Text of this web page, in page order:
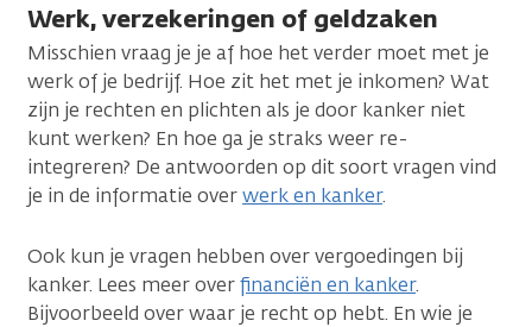
Werk, verzekeringen of geldzaken
Misschien vraag je je af hoe het verder moet met je
werk of je bedrijf. Hoe zit het met je inkomen? Wat
zijn je rechten en plichten als je door kanker niet
kunt werken? En hoe ga je straks weer re-
integreren? De antwoorden op dit soort vragen vind
je in de informatie overwerk en kanker.
Ook kun je vragen hebben over vergoedingen bij
kanker. Lees meer overfinanciën en kanker.
Bijvoorbeeld over waar je recht op hebt. En wie je